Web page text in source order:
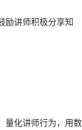
励讲师积极分享知
量化讲师行为，用数